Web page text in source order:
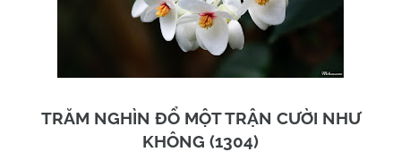
TRĂM NGHÌN ĐỔ MỘT TRẬN CƯỜI NHƯ
KHÔNG (1304)